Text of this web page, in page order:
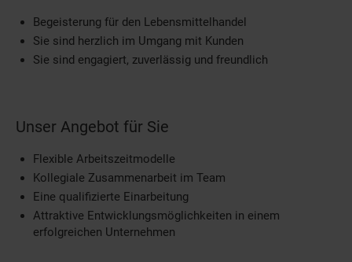
Begeisterung für den Lebensmittelhandel
Sie sind herzlich im Umgang mit Kunden
Sie sind engagiert, zuverlässig und freundlich
Unser Angebot für Sie
Flexible Arbeitszeitmodelle
Kollegiale Zusammenarbeit im Team
Eine qualifizierte Einarbeitung
Attraktive Entwicklungsmöglichkeiten in einem
erfolgreichen Unternehmen